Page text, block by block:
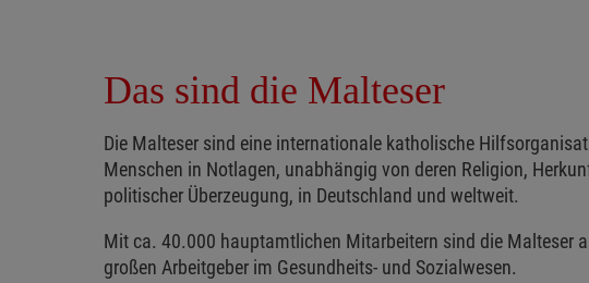
Das sind die Malteser
Die Malteser sind eine internationale katholische
Menschen in Notlagen, unabhängig von deren Religion,
politischer Überzeugung, in Deutschland und weltweit.
Mit ca. 40.000 hauptamtlichen Mitarbeitern sind die Malteser
großen Arbeitgeber im Gesundheits- und Sozialwesen.